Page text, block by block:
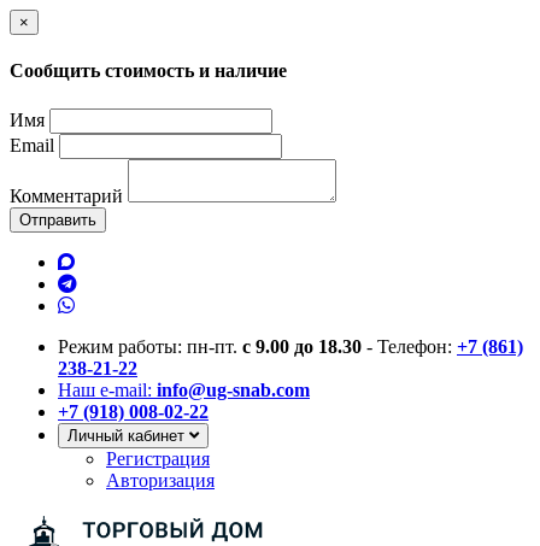
×
Сообщить стоимость и наличие
Имя
Email
Комментарий
Отправить
Режим работы: пн-пт. с 9.00 до 18.30 - Телефон: +7 (861)
238-21-22
Наш e-mail: info@ug-snab.com
+7 (918) 008-02-22
Личный кабинет
Регистрация
Авторизация